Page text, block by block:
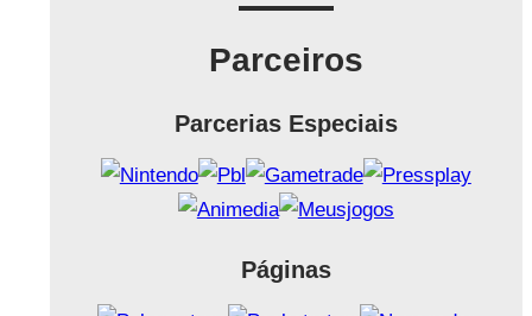
Parceiros
Parcerias Especiais
Páginas